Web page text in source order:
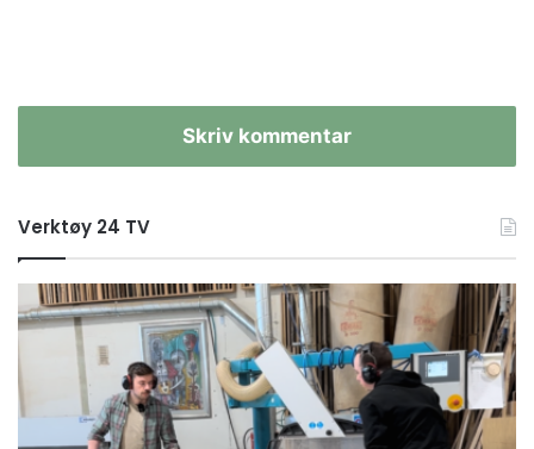
Skriv kommentar
Verktøy 24 TV